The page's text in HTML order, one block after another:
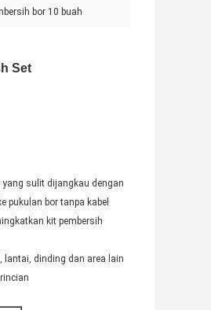
bor 10 buah
Set
sulit dijangkau dengan
pukulan bor tanpa kabel
kit pembersih
lantai, dinding dan area lain